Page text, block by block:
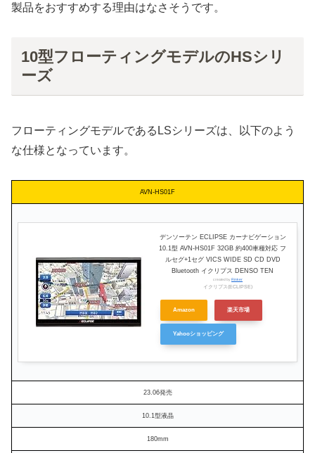
製品をおすすめする理由はなさそうです。
10型フローティングモデルのHSシリ
ーズ
フローティングモデルであるLSシリーズは、以下のよう
な仕様となっています。
AVN-HS01F
デンソーテン ECLIPSE カーナビゲーション
10.1型 AVN-HS01F 32GB 約400車種対応 フ
ルセグ+1セグ VICS WIDE SD CD DVD
Bluetooth イクリプス DENSO TEN
created by Rinker
イクリプス(ECLIPSE)
Amazon 楽天市場
Yahooショッピング
23.06発売
10.1型液晶
180mm